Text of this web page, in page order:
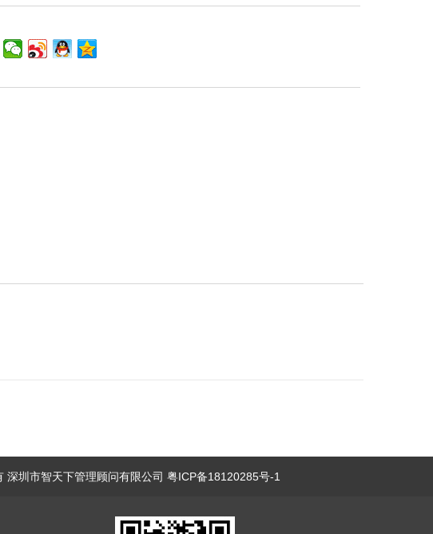
深圳市智天下管理顾问有限公司 粤ICP备18120285号-1